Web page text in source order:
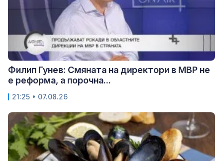
Филип Гунев: Смяната на директори в МВР не
е реформа, а порочна...
21:25 • 07.08.26